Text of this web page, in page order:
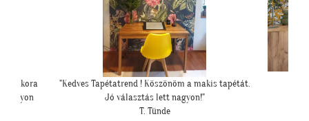
tapétát.
"Elkészültünk, szuper lett. :)"
R. Viktória